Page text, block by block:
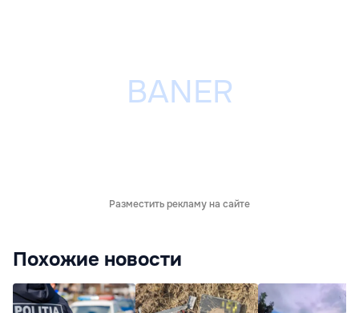
Разместить рекламу на сайте
Похожие новости